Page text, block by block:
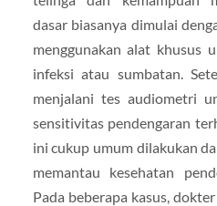
dasar biasanya dimulai
menggunakan alat khusus
infeksi atau sumbatan.
menjalani tes audiometri
sensitivitas pendengaran
ini cukup umum dilakukan
memantau kesehatan
Pada beberapa kasus,